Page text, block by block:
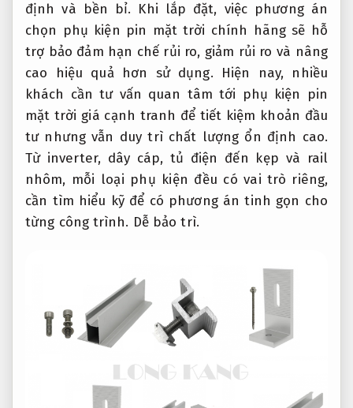
định và bền bỉ. Khi lắp đặt, việc phương án
chọn phụ kiện pin mặt trời chính hãng sẽ hỗ
trợ bảo đảm hạn chế rủi ro, giảm rủi ro và nâng
cao hiệu quả hơn sử dụng. Hiện nay, nhiều
khách cần tư vấn quan tâm tới phụ kiện pin
mặt trời giá cạnh tranh để tiết kiệm khoản đầu
tư nhưng vẫn duy trì chất lượng ổn định cao.
Từ inverter, dây cáp, tủ điện đến kẹp và rail
nhôm, mỗi loại phụ kiện đều có vai trò riêng,
cần tìm hiểu kỹ để có phương án tinh gọn cho
từng công trình. Dễ bảo trì.